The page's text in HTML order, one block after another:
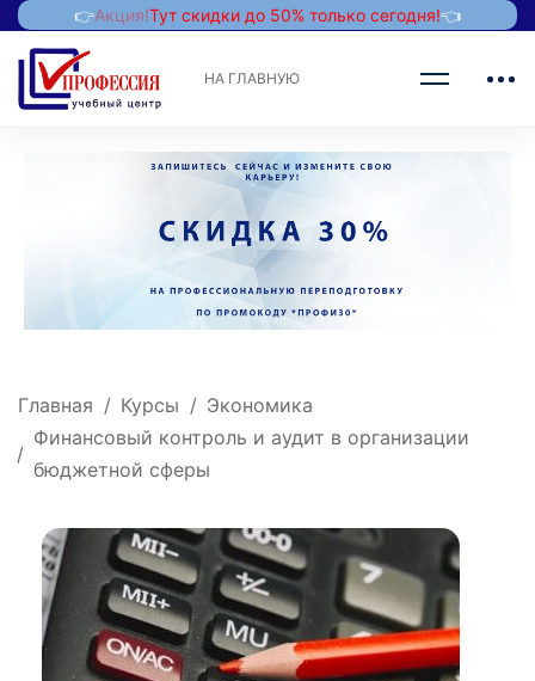
👉Акция!Тут скидки до 50% только сегодня!👈
НА ГЛАВНУЮ
Главная Курсы
Экономика
Финансовый контроль и аудит в организации
бюджетной сферы